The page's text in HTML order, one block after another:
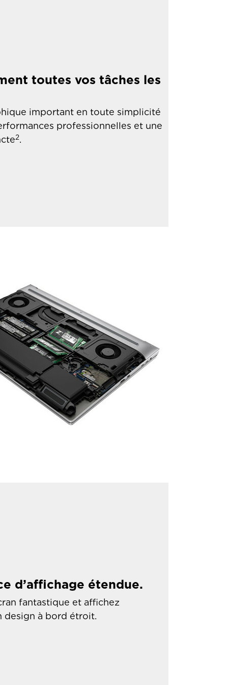
toutes vos tâches les
important en toute simplicité
professionnelles et une
2.
d’affichage étendue.
fantastique et affichez
design à bord étroit.